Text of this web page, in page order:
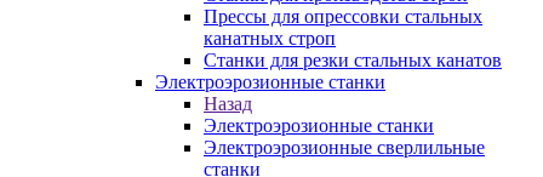
Прессы для опрессовки стальных
канатных строп
Станки для резки стальных канатов
Электроэрозионные станки
Назад
Электроэрозионные станки
Электроэрозионные сверлильные
станки